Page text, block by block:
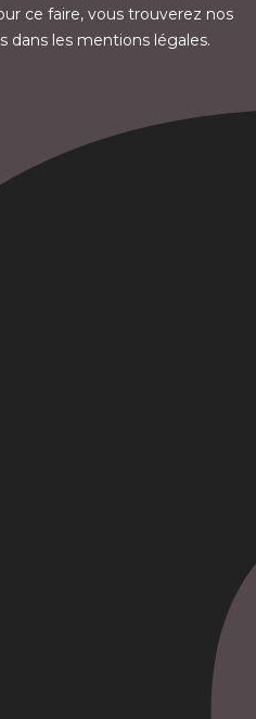
ce faire, vous trouverez nos
dans les mentions légales.